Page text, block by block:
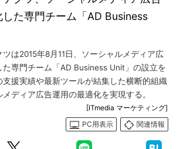
た専門チーム「AD Business
は2015年8月11日、ソーシャルメディア広
専門チーム「AD Business Unit」の設立を
援実績や最新ツールが結集した横断的組織
ディア広告運用の最適化を実現する。
[ITmedia マーケティング]
PC用表示
関連情報